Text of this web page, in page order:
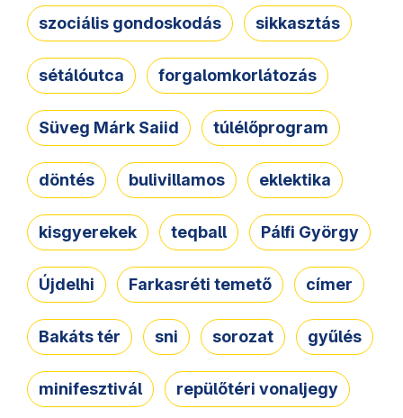
szociális gondoskodás sikkasztás
sétálóutca forgalomkorlátozás
Süveg Márk Saiid túlélőprogram
döntés bulivillamos eklektika
kisgyerekek teqball Pálfi György
Újdelhi Farkasréti temető címer
Bakáts tér sni sorozat gyűlés
minifesztivál repülőtéri vonaljegy